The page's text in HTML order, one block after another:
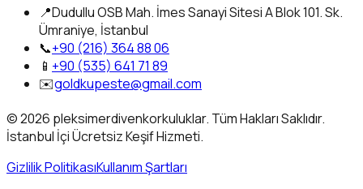
📍Dudullu OSB Mah. İmes Sanayi Sitesi A Blok 101. Sk.
Ümraniye, İstanbul
📞+90 (216) 364 88 06
📱 +90 (535) 641 71 89
✉️goldkupeste@gmail.com
©2026 pleksimerdivenkorkuluklar. Tüm Hakları Saklıdır.
İstanbul İçi Ücretsiz Keşif Hizmeti.
Gizlilik PolitikasıKullanım Şartları